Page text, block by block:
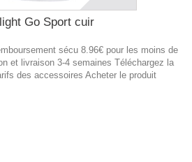
Go Sport cuir
sécu 8.96€ pour les moins de
et livraison 3-4 semaines Téléchargez la
des accessoires Acheter le produit